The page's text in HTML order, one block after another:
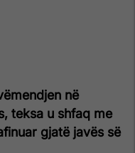
në
teksa u shfaq me
gjatë javës së